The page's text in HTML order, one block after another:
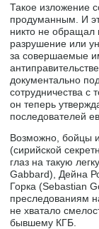
Такое изложение
продуманным. И
никто не обращал
разрушение или
за совершаемые
документально
сотрудничества с
он теперь
последователей
Возможно, бойцы
(сирийской
глаз на такую
Gabbard), Дейна
Горка (Sebastian
преследованиям
не хватало
бывшему КГБ.